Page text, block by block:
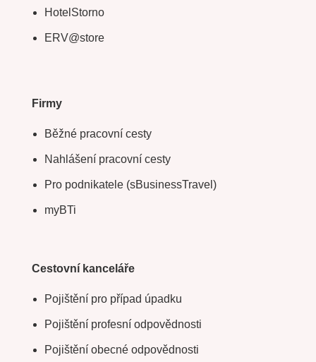
HotelStorno
ERV@store
Firmy
Běžné pracovní cesty
Nahlášení pracovní cesty
Pro podnikatele (sBusinessTravel)
myBTi
Cestovní kanceláře
Pojištění pro případ úpadku
Pojištění profesní odpovědnosti
Pojištění obecné odpovědnosti